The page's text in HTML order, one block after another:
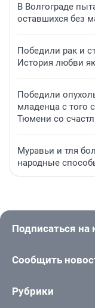
В Волгограде
оставшихся без
Победили рак и
История любви
Победили
младенца с того
Тюмени со
Муравьи и тля
народные
Подписаться на
Сообщить
Рубрики